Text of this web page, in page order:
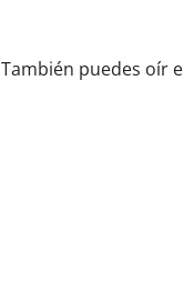
También puedes oír